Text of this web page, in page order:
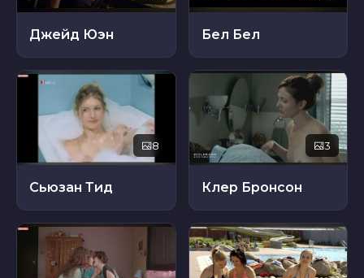
Джейд Юэн Бел Бел
8
Сьюзан Тид
3
Клер Бронсон